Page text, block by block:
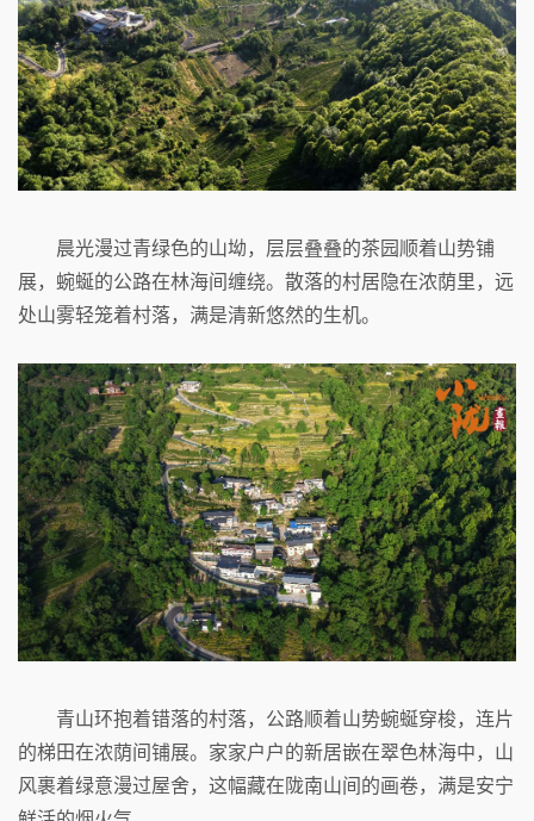
晨光漫过青绿色的山坳，层层叠叠的茶园顺着山势铺
展，蜿蜒的公路在林海间缠绕。散落的村居隐在浓荫里，远
处山雾轻笼着村落，满是清新悠然的生机。
青山环抱着错落的村落，公路顺着山势蜿蜒穿梭，连片
的梯田在浓荫间铺展。家家户户的新居嵌在翠色林海中，山
风裹着绿意漫过屋舍，这幅藏在陇南山间的画卷，满是安宁